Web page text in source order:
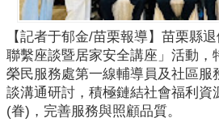
【記者于郁金/苗栗報導】苗栗縣
聯繫座談暨居家安全講座」活動
榮民服務處第一線輔導員及社區
談溝通研討，積極鏈結社會福利
(眷)，完善服務與照顧品質。